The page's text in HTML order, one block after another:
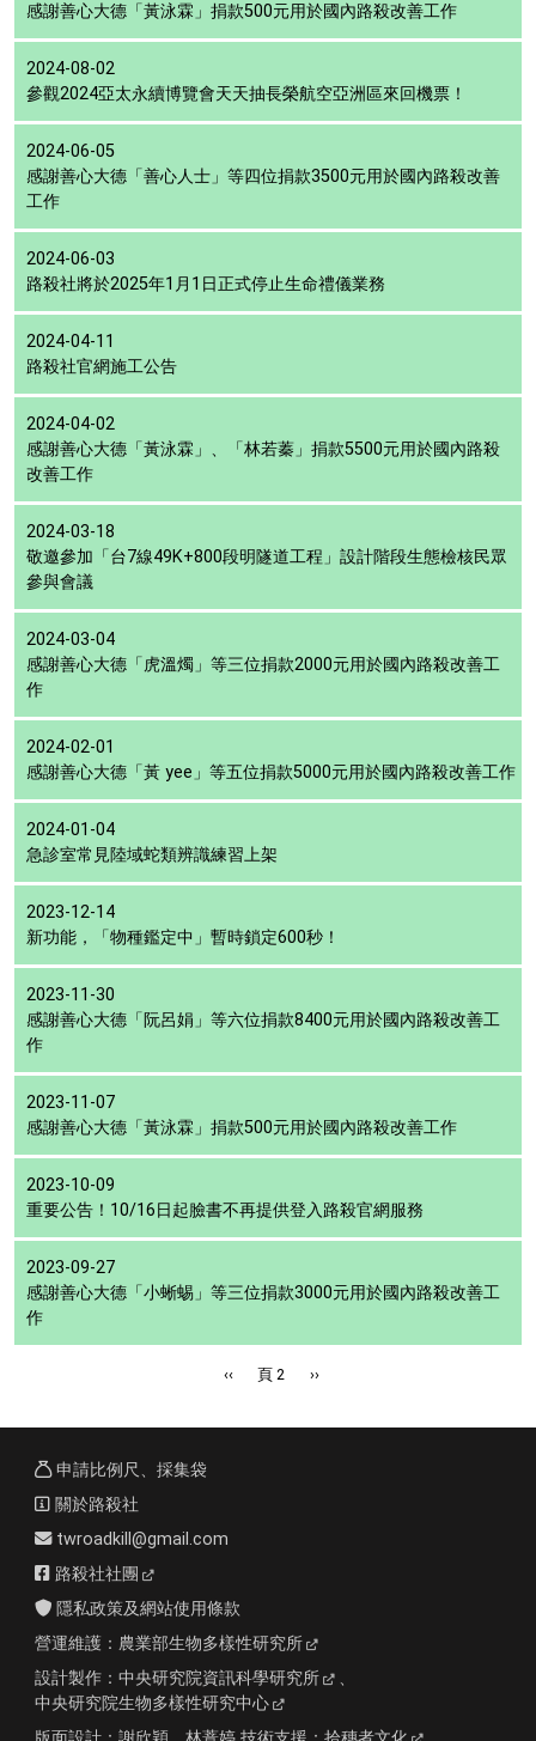
感謝善心大德「黃泳霖」捐款500元用於國內路殺改善工作
2024-08-02
參觀2024亞太永續博覽會天天抽長榮航空亞洲區來回機票！
2024-06-05
感謝善心大德「善心人士」等四位捐款3500元用於國內路殺改善
工作
2024-06-03
路殺社將於2025年1月1日正式停止生命禮儀業務
2024-04-11
路殺社官網施工公告
2024-04-02
感謝善心大德「黃泳霖」、「林若蓁」捐款5500元用於國內路殺
改善工作
2024-03-18
敬邀參加「台7線49K+800段明隧道工程」設計階段生態檢核民眾
參與會議
2024-03-04
感謝善心大德「虎溫燭」等三位捐款2000元用於國內路殺改善工
作
2024-02-01
感謝善心大德「黃 yee」等五位捐款5000元用於國內路殺改善工作
2024-01-04
急診室常見陸域蛇類辨識練習上架
2023-12-14
新功能，「物種鑑定中」暫時鎖定600秒！
2023-11-30
感謝善心大德「阮呂娟」等六位捐款8400元用於國內路殺改善工
作
2023-11-07
感謝善心大德「黃泳霖」捐款500元用於國內路殺改善工作
2023-10-09
重要公告！10/16日起臉書不再提供登入路殺官網服務
2023-09-27
感謝善心大德「小蜥蜴」等三位捐款3000元用於國內路殺改善工
作
Previous page
‹‹ 頁 2 下一頁
››
申請比例尺、採集袋
關於路殺社
twroadkill@gmail.com
路殺社社團
隱私政策及網站使用條款
營運維護： 農業部生物多樣性研究所
設計製作： 中央研究院資訊科學研究所
、
中央研究院生物多樣性研究中心